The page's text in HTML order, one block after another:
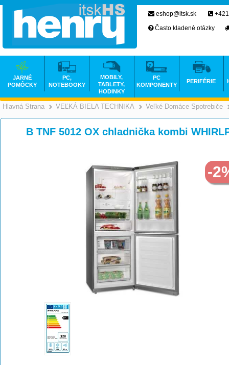
Hlavná Strana >
VEĽKÁ BIELA TECHNIKA >
Veľké Domáce Spotrebiče
B TNF 5012 OX chladnička kombi
-
eshop@itsk.sk
Často kladené otázky
JARNÉ
POMÔCKY
PC,
NOTEBOOKY
MOBILY,
TABLETY,
HODINKY
PC
KOMPONENTY
PERIFÉRIE